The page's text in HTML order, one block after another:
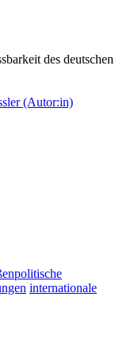
des deutschen
(Autor:in)
internationale